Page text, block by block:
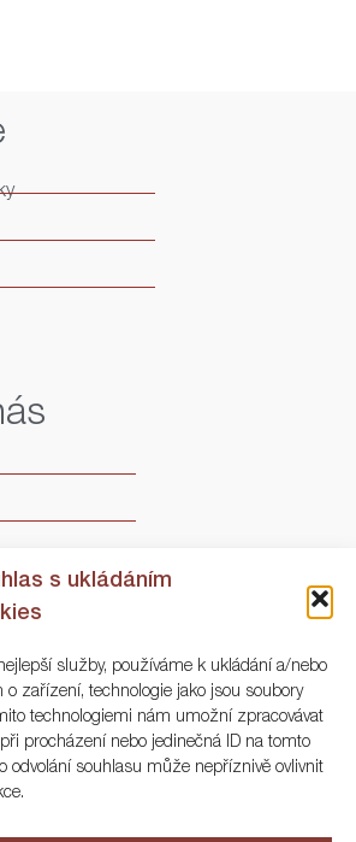
s ukládáním
služby, používáme k ukládání a/nebo
zařízení, technologie jako jsou soubory
technologiemi nám umožní zpracovávat
procházení nebo jedinečná ID na tomto
odvolání souhlasu může nepříznivě ovlivnit